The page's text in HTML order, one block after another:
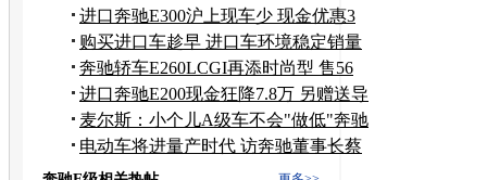
万
进口奔驰E300沪上现车少 现金优惠3
万元
购买进口车趁早 进口车环境稳定销量
看涨
奔驰轿车E260LCGI再添时尚型 售56
万元
进口奔驰E200现金狂降7.8万 另赠送导
航
麦尔斯：小个儿A级车不会"做低"奔驰
品牌
电动车将进量产时代 访奔驰董事长蔡
澈